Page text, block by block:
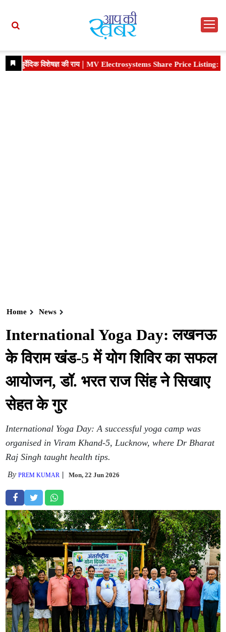
Home News
International Yoga Day: लखनऊ
के विराम खंड-5 में योग शिविर का सफल
आयोजन, डॉ. भरत राज सिंह ने सिखाए
सेहत के गुर
International Yoga Day: A successful yoga camp was
organised in Viram Khand-5, Lucknow, where Dr Bharat
Raj Singh taught health tips.
ByPREM KUMAR Mon, 22 Jun 2026